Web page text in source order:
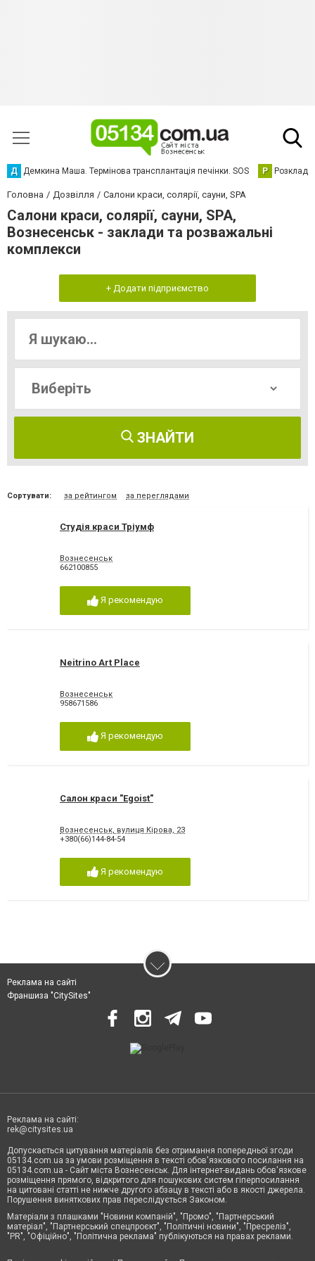
Д Демкина Маша. Термінова трансплантація печінки. SOS Р Розклад
Головна Дозвілля Салони краси, солярії, сауни, SPA
Салони краси, солярії, сауни, SPA,
Вознесенськ - заклади та розважальні
комплекси
+ Додати підприємство
ЗНАЙТИ
Сортувати: за рейтингом за переглядами
Студія краси Тріумф
Вознесенськ
662100855
Я рекомендую
Neitrino Art Place
Вознесенськ
958671586
Я рекомендую
Салон краси "Egoist"
Вознесенськ, вулиця Кірова, 23
+380(66)144-84-54
Я рекомендую
Реклама на сайті
Франшиза "CitySites"
Реклама на сайті:
rek@citysites.ua
Допускається цитування матеріалів без отримання попередньої згоди
05134.com.ua за умови розміщення в тексті обов'язкового посилання на
05134.com.ua - Сайт міста Вознесенськ. Для інтернет-видань обов'язкове
розміщення прямого, відкритого для пошукових систем гіперпосилання
на цитовані статті не нижче другого абзацу в тексті або в якості джерела.
Порушення виняткових прав переслідується Законом.
Матеріали з плашками "Новини компаній", "Промо", "Партнерський
матеріал", "Партнерський спецпроєкт", "Політичні новини", "Пресреліз",
"PR", "Офіційно", "Політична реклама" публікуються на правах реклами.